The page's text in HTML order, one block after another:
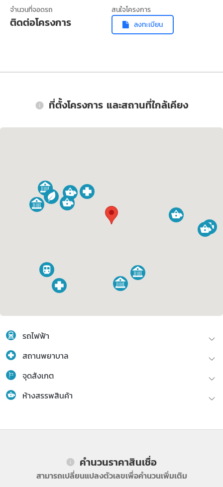
จำนวนที่จอดรถ
ติดต่อโครงการ
สนใจโครงการ
ลงทะเบียน
ที่ตั้งโครงการ และสถานที่ใกล้เคียง
รถไฟฟ้า
สถานพยาบาล
จุดสังเกต
ห้างสรรพสินค้า
คำนวนราคาสินเชื่อ
สามารถเปลี่ยนแปลงตัวเลขเพื่อคำนวนเพิ่มเติม